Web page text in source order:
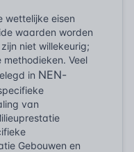
wettelijke eisen
waarden worden
niet willekeurig;
Veel
in NEN-
van
Gebouwen en